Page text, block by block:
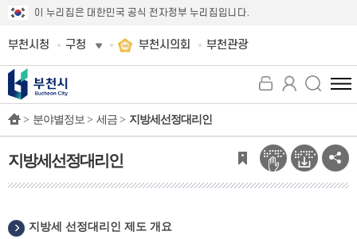
이 누리집은 대한민국 공식 전자정부 누리집입니다.
부천시청 구청 부천시의회 부천관광
전
체
뉴
보
기
> 분야별정보 > 세금 > 지방세선정대리인
지방세선정대리인
지방세 선정대리인 제도 개요